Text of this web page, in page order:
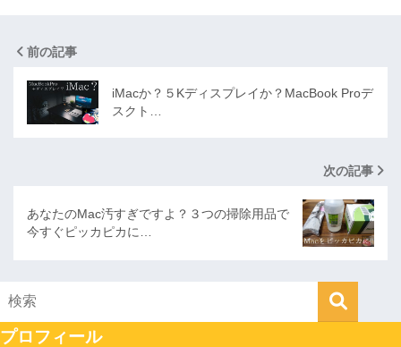
前の記事
iMacか？５Kディスプレイか？MacBook Proデ
スクト…
次の記事
あなたのMac汚すぎですよ？３つの掃除用品で
今すぐピッカピカに…
プロフィール